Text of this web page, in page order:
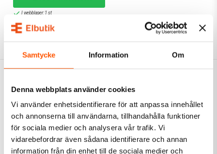
Samtycke Information Om
Denna webbplats använder cookies
Vi använder enhetsidentifierare för att anpassa innehållet
och annonserna till användarna, tillhandahålla funktioner
för sociala medier och analysera vår trafik. Vi
vidarebefordrar även sådana identifierare och annan
information från din enhet till de sociala medier och
I webblager: 1 st